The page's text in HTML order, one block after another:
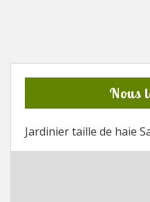
Nous
Jardinier taille de haie